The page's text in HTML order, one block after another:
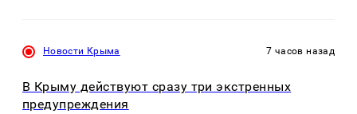
Новости Крыма 7 часов назад
В Крыму действуют сразу три экстренных
предупреждения